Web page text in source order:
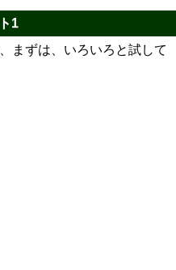
1
まずは、いろいろと試して